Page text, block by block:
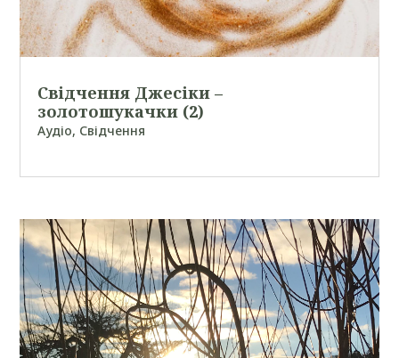
Свідчення Джесіки –
золотошукачки (2)
Аудіо, Свідчення